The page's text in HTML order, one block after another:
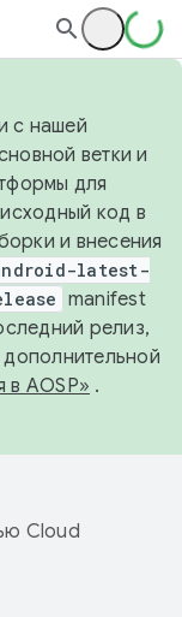
с нашей
ветки и
для
код в
и внесения
latest-
manifest
релиз,
в AOSP» .
Cloud